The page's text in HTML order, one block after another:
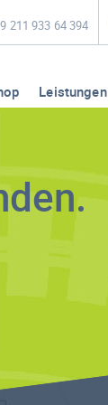
211 933 64 394
Leistungen